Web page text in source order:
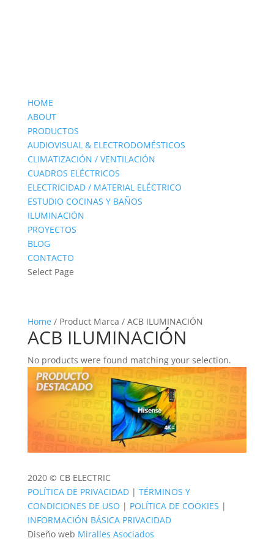
HOME
ABOUT
PRODUCTOS
AUDIOVISUAL & ELECTRODOMÉSTICOS
CLIMATIZACIÓN / VENTILACIÓN
CUADROS ELÉCTRICOS
ELECTRICIDAD / MATERIAL ELÉCTRICO
ESTUDIO COCINAS Y BAÑOS
ILUMINACIÓN
PROYECTOS
BLOG
CONTACTO
Select Page
Home/ Product Marca / ACB ILUMINACIÓN
ACB ILUMINACIÓN
No products were found matching your selection.
2020 © CB ELECTRIC
POLÍTICA DE PRIVACIDAD | TÉRMINOS Y
CONDICIONES DE USO | POLÍTICA DE COOKIES |
INFORMACIÓN BÁSICA PRIVACIDAD
Diseño web Miralles Asociados